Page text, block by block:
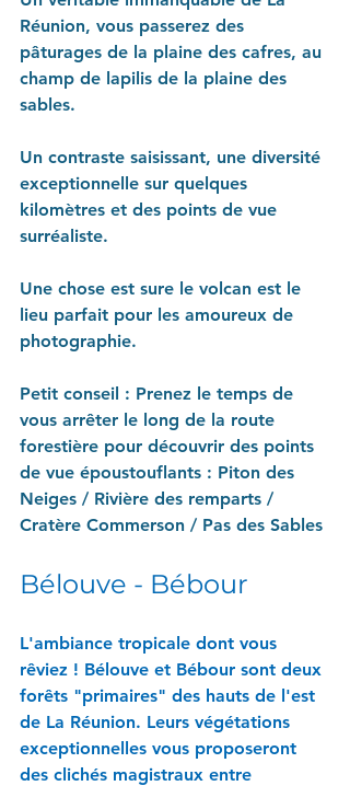
Réunion, vous passerez des
pâturages de la plaine des cafres, au
champ de lapilis de la plaine des
sables.
Un contraste saisissant, une diversité
exceptionnelle sur quelques
kilomètres et des points de vue
surréaliste.
Une chose est sure le volcan est le
lieu parfait pour les amoureux de
photographie.
Petit conseil : Prenez le temps de
vous arrêter le long de la route
forestière pour découvrir des points
de vue époustouflants : Piton des
Neiges / Rivière des remparts /
Cratère Commerson / Pas des Sables
Bélouve - Bébour
L'ambiance tropicale dont vous
rêviez ! Bélouve et Bébour sont deux
forêts "primaires" des hauts de l'est
de La Réunion. Leurs végétations
exceptionnelles vous proposeront
des clichés magistraux entre